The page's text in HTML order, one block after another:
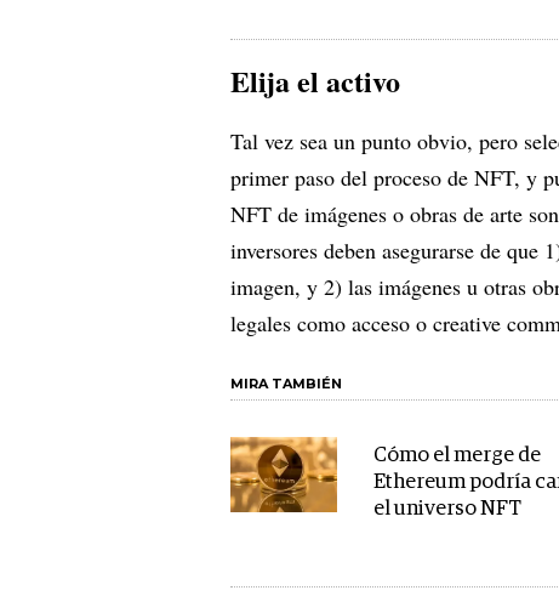
Elija el activo
Tal vez sea un punto obvio, pero
primer paso del proceso de NFT, y
NFT de imágenes o obras de arte
inversores deben asegurarse de que
imagen, y 2) las imágenes u otras
legales como acceso o creative
MIRA TAMBIÉN
Cómo el merge de
Ethereum podría
el universo NFT